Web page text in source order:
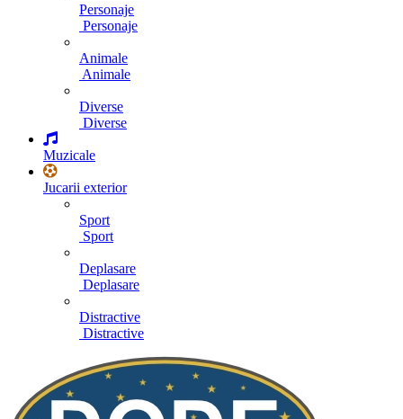
Personaje
Personaje
Animale
Animale
Diverse
Diverse
Muzicale
Jucarii exterior
Sport
Sport
Deplasare
Deplasare
Distractive
Distractive